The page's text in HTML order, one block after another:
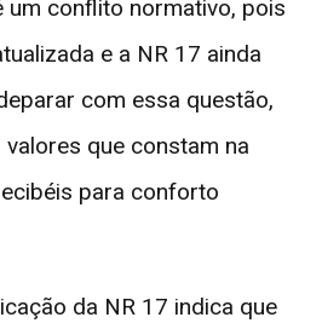
um conflito normativo, pois
e a NR 17 ainda
com essa questão,
que constam na
para conforto
da NR 17 indica que